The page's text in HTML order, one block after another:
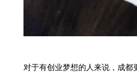
对于有创业梦想的人来说，成都